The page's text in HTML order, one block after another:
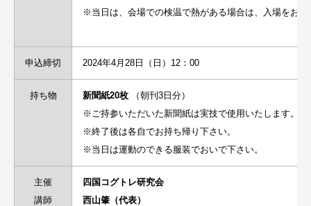
※当日は、会場での検温で熱がある場合は、入場をお
申込締切 2024年4月28日（日）12：00
持ち物 新聞紙20枚 （朝刊3日分）
※ご持参いただいた新聞紙は実技で使用いたします。
※終了後は各自でお持ち帰り下さい。
※当日は運動のできる服装でおいで下さい。
主催
講師
四国コグトレ研究会
西山肇（代表）